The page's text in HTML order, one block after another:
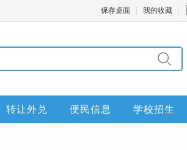
保存桌面 我的收藏
转让外兑 便民信息 学校招生